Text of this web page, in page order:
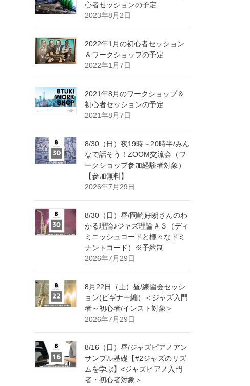
心者セッションの予定
2023年8月2日
2022年1月の初心者セッション
＆ワークショップの予定
2022年1月7日
2021年8月のワークショップ＆
初心者セッションの予定
2021年8月7日
8/30（日）夜19時～20時半/みん
なで話そう！ZOOM交流会（ワ
ークショップ参加経験者対象）
【参加無料】
2026年7月29日
8/30（日）昼/岡崎好朗さんのわ
かる理論♪ジャズ理論＃３（ディ
ミニッシュコードと様々なドミ
ナントコード）※予約制
2026年7月29日
8月22日（土）昼/練習会セッシ
ョン(ビギナー編）＜ジャズ入門
者～初心者/インスト対象＞
2026年7月29日
8/16（日）昼/ジャズピアノアン
サンブル基礎【#2ジャズのリズ
ムを学ぶ】<ジャズピアノ入門
者・初心者対象＞